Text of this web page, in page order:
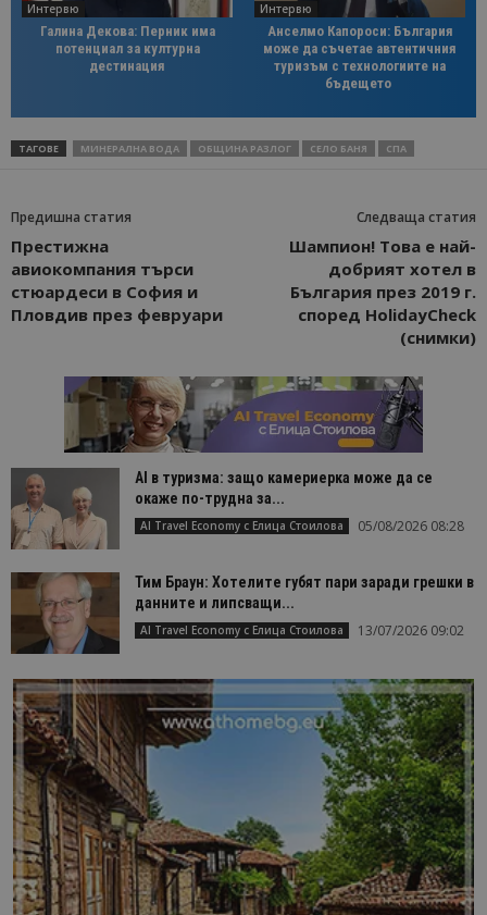
Интервю
Галина Декова: Перник има
потенциал за културна
дестинация
Интервю
Анселмо Капороси: България
може да съчетае автентичния
туризъм с технологиите на
бъдещето
ТАГОВЕ МИНЕРАЛНА ВОДА ОБЩИНА РАЗЛОГ СЕЛО БАНЯ СПА
Предишна статия
Престижна
авиокомпания търси
стюардеси в София и
Пловдив през февруари
Следваща статия
Шампион! Това е най-
добрият хотел в
България през 2019 г.
според HolidayCheck
(снимки)
AI в туризма: защо камериерка може да се
окаже по-трудна за...
AI Travel Economy с Елица Стоилова 05/08/2026 08:28
Тим Браун: Хотелите губят пари заради грешки в
данните и липсващи...
AI Travel Economy с Елица Стоилова 13/07/2026 09:02